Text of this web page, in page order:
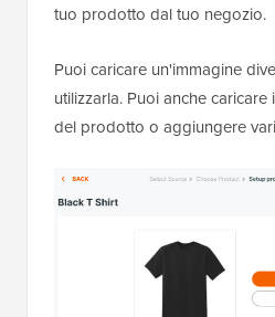
tuo prodotto dal tuo negozio.
Puoi caricare un'immagine
utilizzarla. Puoi anche
del prodotto o aggiungere